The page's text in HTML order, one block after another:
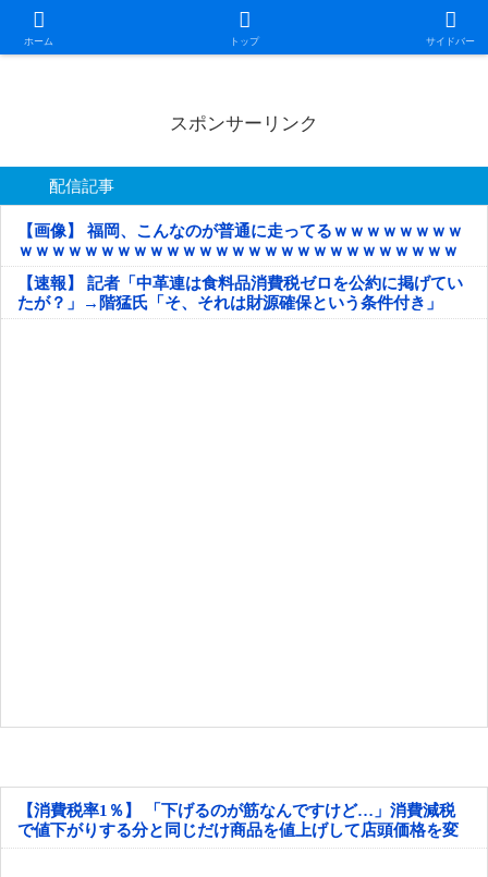
ホーム トップ サイドバー
日本第一！ニュース録
スポンサーリンク
配信記事
【画像】 福岡、こんなのが普通に走ってるｗｗｗｗｗｗｗｗ
ｗｗｗｗｗｗｗｗｗｗｗｗｗｗｗｗｗｗｗｗｗｗｗｗｗｗｗ
ｗｗｗｗｗ
【速報】 記者「中革連は食料品消費税ゼロを公約に掲げてい
たが？」→階猛氏「そ、それは財源確保という条件付き」
【消費税率1％】 「下げるのが筋なんですけど…」消費減税
で値下がりする分と同じだけ商品を値上げして店頭価格を変
えない店も